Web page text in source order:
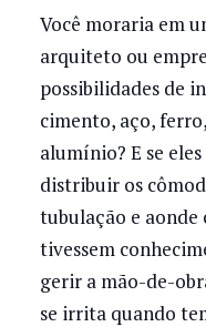
Você moraria em
arquiteto ou
possibilidades de
cimento, aço,
alumínio? E se
distribuir os
tubulação e aonde
tivessem
gerir a mão-de-
se irrita quando